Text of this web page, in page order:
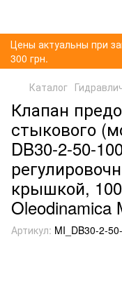
Цены актуальны при
300 грн.
Каталог
Клапан
стыкового
DB30-2-50-
крышкой,
Oleodinamica
Артикул: MI_DB30-2-